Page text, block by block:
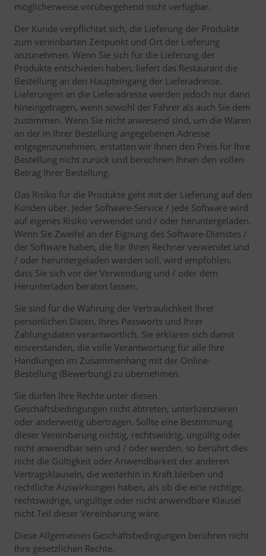
möglicherweise vorübergehend nicht verfügbar.
Der Kunde verpflichtet sich, die Lieferung der Produkte
zum vereinbarten Zeitpunkt und Ort der Lieferung
anzunehmen. Wenn Sie sich für die Lieferung der
Produkte entschieden haben, liefert das Restaurant die
Bestellung an den Haupteingang der Lieferadresse.
Lieferungen an die Lieferadresse werden jedoch nur dann
hineingetragen, wenn sowohl der Fahrer als auch Sie dem
zustimmen. Wenn Sie nicht anwesend sind, um die Waren
an der in Ihrer Bestellung angegebenen Adresse
entgegenzunehmen, erstatten wir Ihnen den Preis für Ihre
Bestellung nicht zurück und berechnen Ihnen den vollen
Betrag Ihrer Bestellung.
Das Risiko für die Produkte geht mit der Lieferung auf den
Kunden über. Jeder Software-Service / jede Software wird
auf eigenes Risiko verwendet und / oder heruntergeladen.
Wenn Sie Zweifel an der Eignung des Software-Dienstes /
der Software haben, die für Ihren Rechner verwendet und
/ oder heruntergeladen werden soll, wird empfohlen,
dass Sie sich vor der Verwendung und / oder dem
Herunterladen beraten lassen.
Sie sind für die Wahrung der Vertraulichkeit Ihrer
persönlichen Daten, Ihres Passworts und Ihrer
Zahlungsdaten verantwortlich. Sie erklären sich damit
einverstanden, die volle Verantwortung für alle Ihre
Handlungen im Zusammenhang mit der Online-
Bestellung (Bewerbung) zu übernehmen.
Sie dürfen Ihre Rechte unter diesen
Geschäftsbedingungen nicht abtreten, unterlizenzieren
oder anderweitig übertragen. Sollte eine Bestimmung
dieser Vereinbarung nichtig, rechtswidrig, ungültig oder
nicht anwendbar sein und / oder werden, so berührt dies
nicht die Gültigkeit oder Anwendbarkeit der anderen
Vertragsklauseln, die weiterhin in Kraft bleiben und
rechtliche Auswirkungen haben, als ob die eine nichtige,
rechtswidrige, ungültige oder nicht anwendbare Klausel
nicht Teil dieser Vereinbarung wäre.
Diese Allgemeinen Geschäftsbedingungen berühren nicht
Ihre gesetzlichen Rechte.